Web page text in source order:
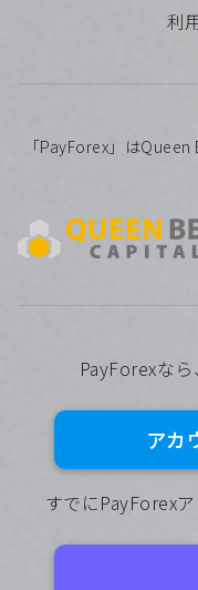
利
「PayForex」は
PayForexなら
すでにPayForex
アカ